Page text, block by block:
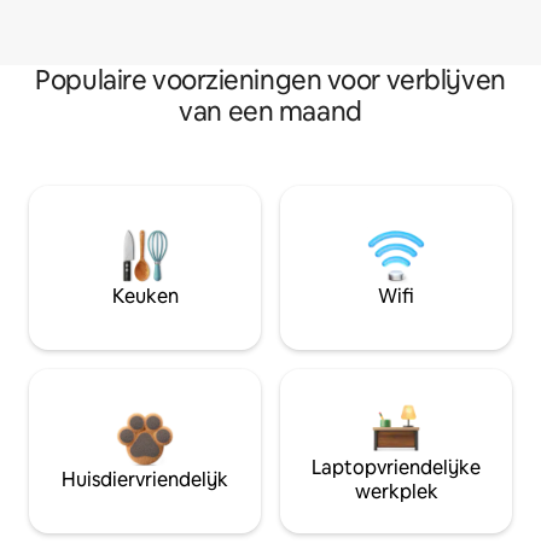
Populaire voorzieningen voor verblijven
van een maand
Keuken Wifi
Huisdiervriendelijk
Laptopvriendelijke
werkplek